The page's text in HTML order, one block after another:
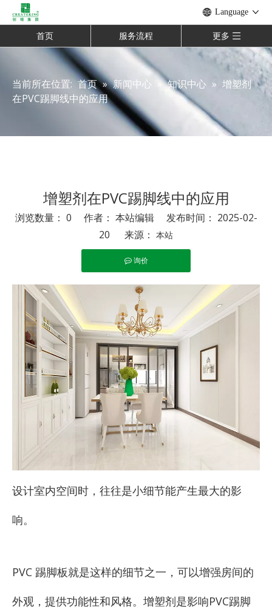
Language
首页 服务流程 更多
当前所在位置: 首页 » 新闻中心 » 知识中心 » 增塑剂
在PVC踢脚线中的应用
增塑剂在PVC踢脚线中的应用
浏览数量： 0 作者： 本站编辑 发布时间： 2025-02-
20 来源： 本站
询价
设计室内空间时，往往是小细节能产生最大的影
响。
PVC 踢脚板就是这样的细节之一，可以增强房间的
外观，提供功能性和风格。增塑剂是影响PVC踢脚